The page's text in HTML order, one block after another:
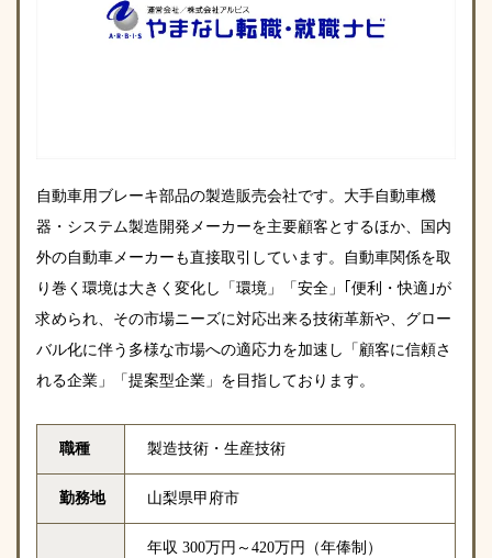
自動車用ブレーキ部品の製造販売会社です。大手自動車機
器・システム製造開発メーカーを主要顧客とするほか、国内
外の自動車メーカーも直接取引しています。自動車関係を取
り巻く環境は大きく変化し「環境」「安全」｢便利・快適｣が
求められ、その市場ニーズに対応出来る技術革新や、グロー
バル化に伴う多様な市場への適応力を加速し「顧客に信頼さ
れる企業」「提案型企業」を目指しております。
職種 製造技術・生産技術
勤務地 山梨県甲府市
年収 300万円～420万円（年俸制）